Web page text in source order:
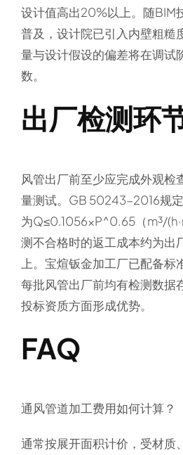
设计值高出20%以上。随BIM
普及，设计院已引入内壁粗
量与设计假设的偏差将在调试
数。
出厂检测环
风管出厂前至少应完成外观检
量测试。GB 50243-2016规
为Q≤0.1056×P^0.65（m³/
测不合格时的返工成本约为出
上。宝煊钣金加工厂已配备标
每批风管出厂前均有检测数据
投标资质方面形成优势。
FAQ
通风管道加工费用如何计算？
通常按展开面积计价，受材质